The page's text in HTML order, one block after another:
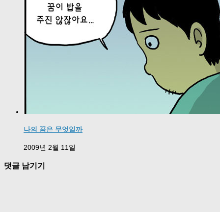
나의 꿈은 무엇일까
2009년 2월 11일
댓글 남기기